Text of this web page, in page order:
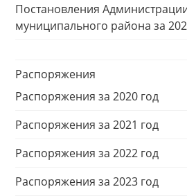
Постановления
муниципального района за
Распоряжения
Распоряжения за 2020 год
Распоряжения за 2021 год
Распоряжения за 2022 год
Распоряжения за 2023 год